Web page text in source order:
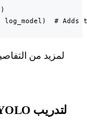
log_model)  #
لمزيد من